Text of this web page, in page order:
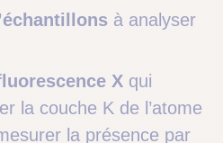
à analyser
X qui
la couche K de l’atome
la présence par